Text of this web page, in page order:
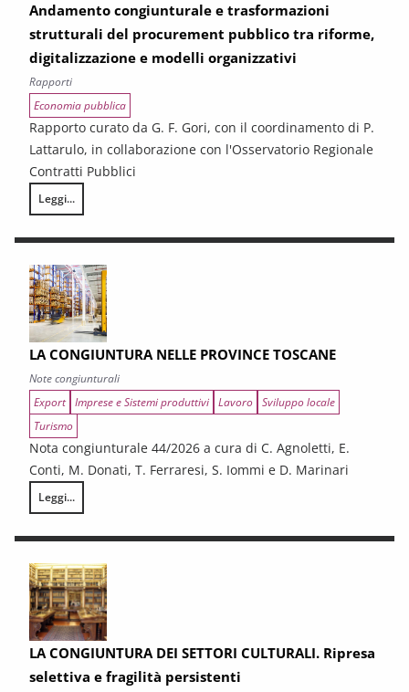
Andamento congiunturale e trasformazioni
strutturali del procurement pubblico tra riforme,
digitalizzazione e modelli organizzativi
Rapporti
Economia pubblica
Rapporto curato da G. F. Gori, con il coordinamento di P.
Lattarulo, in collaborazione con l'Osservatorio Regionale
Contratti Pubblici
Leggi...
I CONTRATTI PUBBLICI AL TERMINE DEL PNRR – Andamento
LA CONGIUNTURA NELLE PROVINCE TOSCANE
Note congiunturali
Export Imprese e Sistemi produttivi Lavoro Sviluppo locale
Turismo
Nota congiunturale 44/2026 a cura di C. Agnoletti, E.
Conti, M. Donati, T. Ferraresi, S. Iommi e D. Marinari
Leggi...
LA CONGIUNTURA NELLE PROVINCE TOSCANE
LA CONGIUNTURA DEI SETTORI CULTURALI. Ripresa
selettiva e fragilità persistenti